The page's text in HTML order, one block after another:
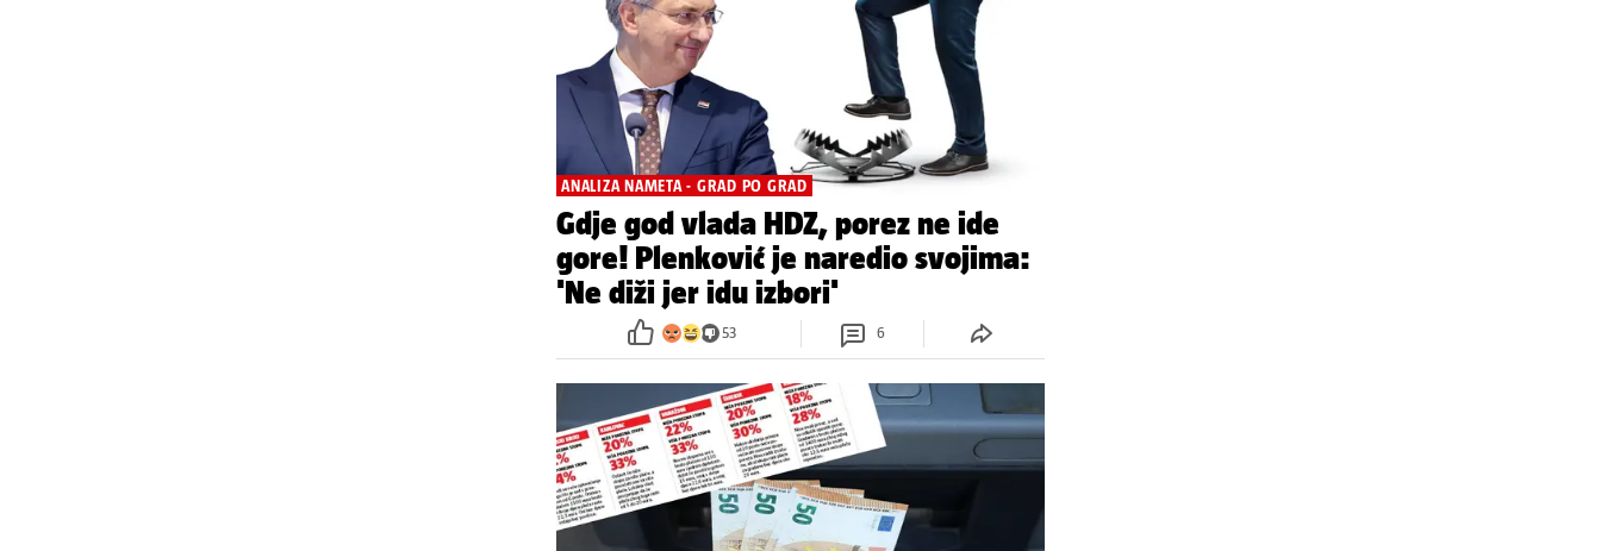
ANALIZA NAMETA - GRAD PO GRAD
Gdje god vlada HDZ, porez ne ide
gore! Plenković je naredio svojima:
'Ne diži jer idu izbori'
53 6